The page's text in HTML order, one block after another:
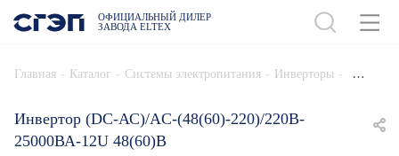
ОФИЦИАЛЬНЫЙ ДИЛЕР
ЗАВОДА ELTEX
Главная - Каталог - Системы электропитания - Инверторы -
Инвертор (DC-АС)/AC-(48(60)-220)/220B-
25000ВА-12U 48(60)В